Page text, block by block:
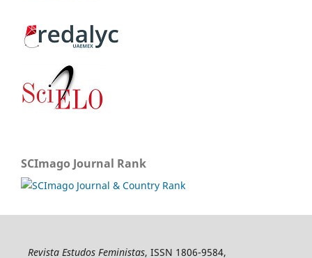
SCImago Journal Rank
Revista Estudos Feministas, ISSN 1806-9584,